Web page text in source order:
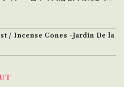
えてみるのも良し、シンプルなデザ
ちもおすすめです。 また、emotion
やIncense各種と香りを
ことも可能です。
は、日本の「温泉」文化を想像し香り
した。就寝前に贅沢で安らかな環
。 また温泉に入った際、
れが取れるように、天然の香りでリ
/ Incense Cones -Jardin De la